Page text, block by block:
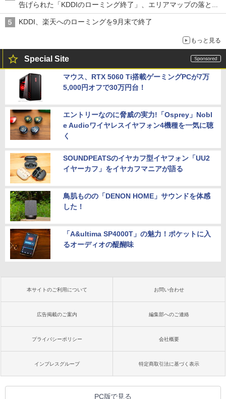
告げられた「KDDIのローミング終了」、エリアマップの落とし
穴と楽天モバイルの課題
KDDI、楽天へのローミングを9月末で終了
もっと見る
Special Site
マウス、RTX 5060 Ti搭載ゲーミングPCが7万
5,000円オフで30万円台！
エントリーなのに脅威の実力!「Osprey」Nobl
e Audioワイヤレスイヤフォン4機種を一気に聴
く
SOUNDPEATSのイヤカフ型イヤフォン「UU2
イヤーカフ」をイヤカフマニアが語る
鳥肌ものの「DENON HOME」サウンドを体感
した！
「A&ultima SP4000T」の魅力！ポケットに入
るオーディオの醍醐味
本サイトのご利用について お問い合わせ
広告掲載のご案内 編集部へのご連絡
プライバシーポリシー 会社概要
インプレスグループ 特定商取引法に基づく表示
PC版で見る